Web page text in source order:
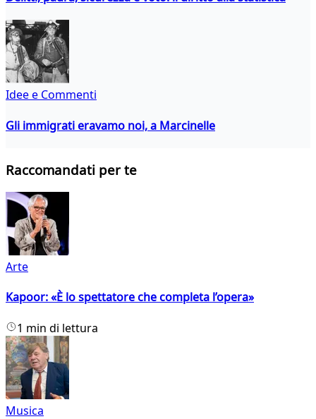
Idee e Commenti
Gli immigrati eravamo noi, a Marcinelle
Raccomandati per te
Arte
Kapoor: «È lo spettatore che completa l’opera»
1 min di lettura
Musica